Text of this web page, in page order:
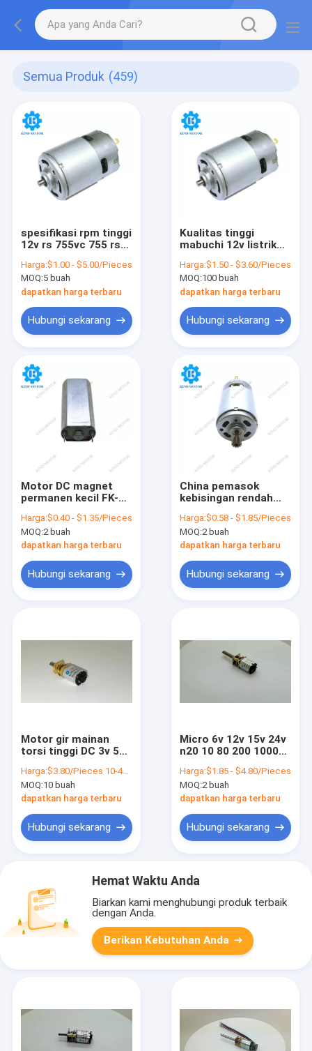
Semua Produk (459)
spesifikasi rpm tinggi
12v rs 755vc 755 rs-
mabuchi motor DC
listrik
Harga:$1.00 - $5.00/Pieces
MOQ:5 buah
dapatkan harga terbaru
Hubungi sekarang
Kualitas tinggi
mabuchi 12v listrik
40w 60w micro dc
motor rs 755 untuk
vacuum cleaner
Harga:$1.50 - $3.60/Pieces
MOQ:100 buah
dapatkan harga terbaru
Hubungi sekarang
Motor DC magnet
permanen kecil FK-
Harga:$0.40 - $1.35/Pieces
MOQ:2 buah
dapatkan harga terbaru
Hubungi sekarang
China pemasok
kebisingan rendah
micro dc motor rs-
385
Harga:$0.58 - $1.85/Pieces
MOQ:2 buah
dapatkan harga terbaru
Hubungi sekarang
Motor gir mainan
torsi tinggi DC 3v 5v
10 rpm 15 rpm 30
rpm 12mm gearbox
Harga:$3.80/Pieces 10-49 Pieces
MOQ:10 buah
dapatkan harga terbaru
Hubungi sekarang
Micro 6v 12v 15v 24v
n20 10 80 200 1000
pengurangan
terminal mati mesin
logam
Harga:$1.85 - $4.80/Pieces
MOQ:2 buah
dapatkan harga terbaru
Hubungi sekarang
Hemat Waktu Anda
Biarkan kami menghubungi produk terbaik
dengan Anda.
Berikan Kebutuhan Anda